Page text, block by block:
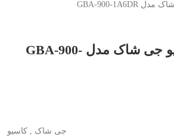
ساعت مچی کاسیو جی شاک مدل GBA-900-
جی شاک کاسیو